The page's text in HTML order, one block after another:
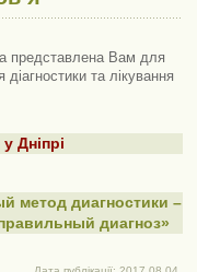
представлена ​​Вам для
та лікування
Дніпрі
метод диагностики –
диагноз»